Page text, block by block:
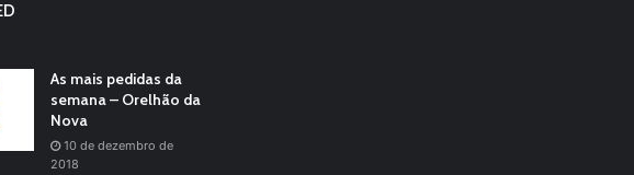
As mais pedidas da
semana – Orelhão da
Nova
10 de dezembro de
2018